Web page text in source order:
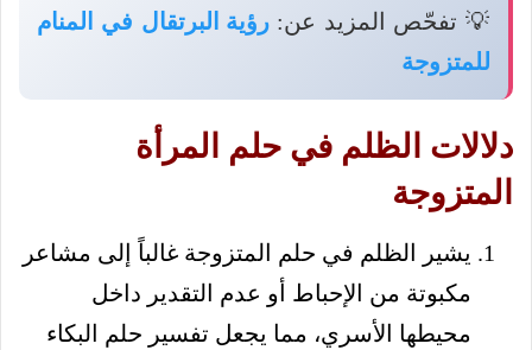
💡 تفحّص المزيد عن:رؤية البرتقال في المنام
للمتزوجة
دلالات الظلم في حلم المرأة
المتزوجة
يشير الظلم في حلم المتزوجة غالباً إلى مشاعر
مكبوتة من الإحباط أو عدم التقدير داخل
محيطها الأسري، مما يجعل تفسير حلم البكاء